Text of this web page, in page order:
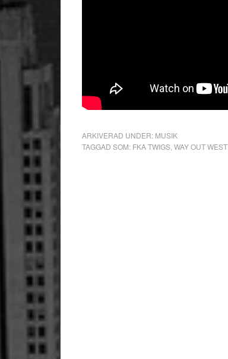
ARKIVERAD UNDER: MUSIK
TAGGAD SOM: FKA TWIGS WAY OUT WEST